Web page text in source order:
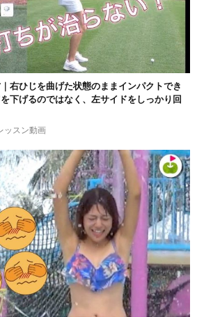
右ひじを曲げた状態のままインパクトでき
下げるのではなく、左サイドをしっかり回
ッスン動画